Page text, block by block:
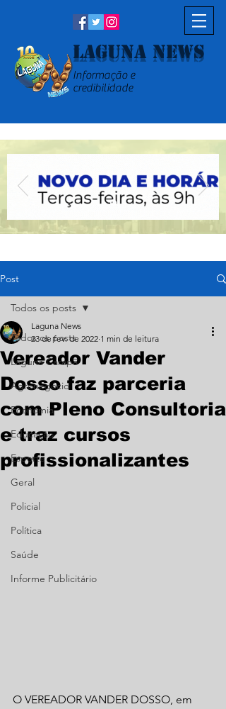
Laguna News
Informação e
credibilidade
Post
Todos os posts
Laguna Carapã
Agronegócio
Economia
Educação
Esporte
Geral
Policial
Política
Saúde
Informe Publicitário
Todos os posts
Vereador Vander
Dosso faz parceria
com Pleno Consultoria
e traz cursos
profissionalizantes
Laguna News
23 de fev. de 2022 1 min de leitura
O VEREADOR VANDER DOSSO, em